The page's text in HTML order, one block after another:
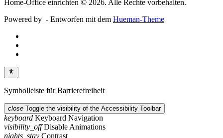
Home-Office einrichten © 2026. Alle Rechte vorbehalten.
Powered by - Entworfen mit dem Hueman-Theme
Symbolleiste für Barrierefreiheit
close Toggle the visibility of the Accessibility Toolbar
keyboard Keyboard Navigation
visibility_off Disable Animations
nights_stay Contrast